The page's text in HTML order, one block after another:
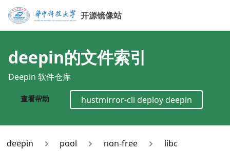
开源镜像站
deepin的文件索引
Deepin 软件仓库
查看帮助 hustmirror-cli deploy deepin
deepin pool non-free libc